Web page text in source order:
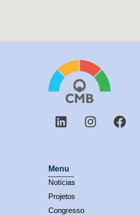
Menu
Notícias
Projetos
Congresso